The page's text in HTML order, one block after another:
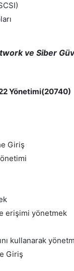
ve Siber
Yönetimi(20740)
Giriş
erişimi yönetmek
kullanarak
Giriş